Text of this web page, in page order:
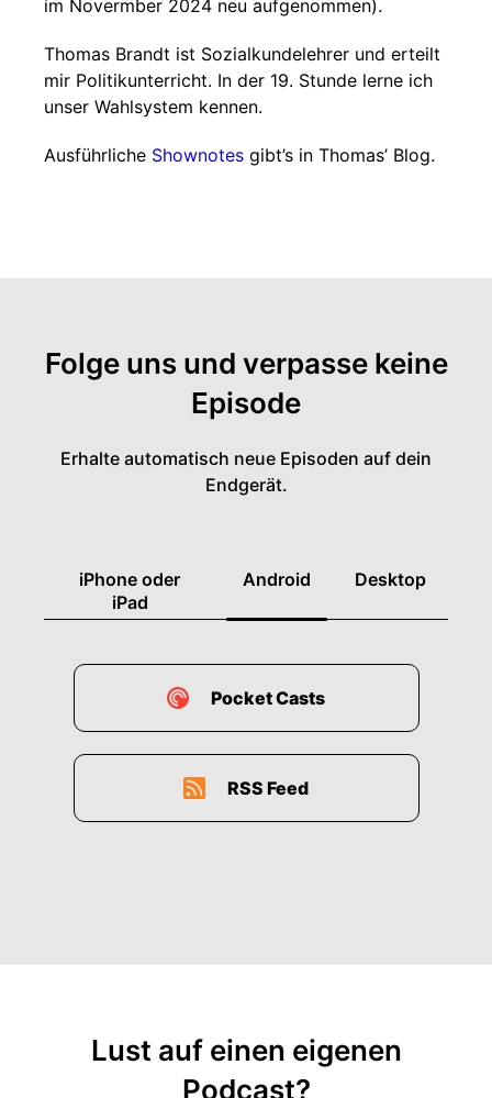
im Novermber 2024 neu aufgenommen).
Thomas Brandt ist Sozialkundelehrer und erteilt
mir Politikunterricht. In der 19. Stunde lerne ich
unser Wahlsystem kennen.
Ausführliche Shownotes gibt’s in Thomas’ Blog.
Folge uns und verpasse keine
Episode
Erhalte automatisch neue Episoden auf dein
Endgerät.
iPhone oder
iPad
Android Desktop
Pocket Casts
RSS Feed
Lust auf einen eigenen
Podcast?